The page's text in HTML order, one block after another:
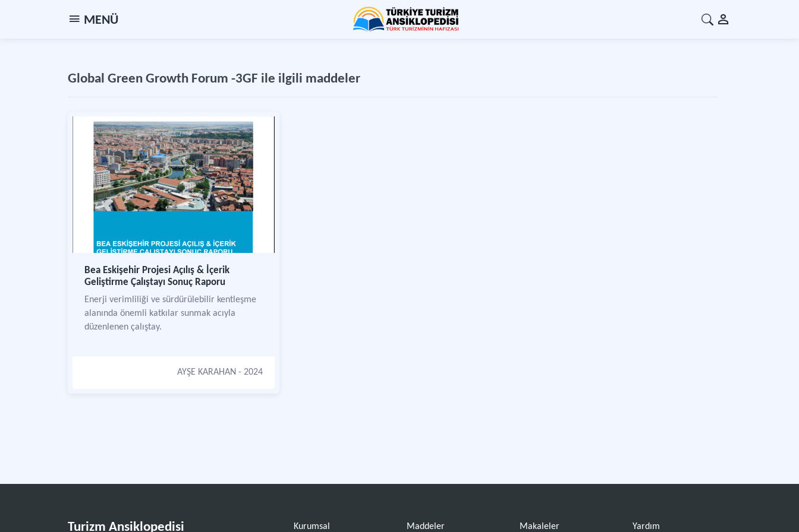
MENÜ
Global Green Growth Forum -3GF ile ilgili maddeler
Bea Eskişehir Projesi Açılış & İçerik
Geliştirme Çalıştayı Sonuç Raporu
Enerji verimliliği ve sürdürülebilir kentleşme
alanında önemli katkılar sunmak acıyla
düzenlenen çalıştay.
AYŞE KARAHAN - 2024
Turizm Ansiklopedisi Kurumsal Maddeler Makaleler Yardım